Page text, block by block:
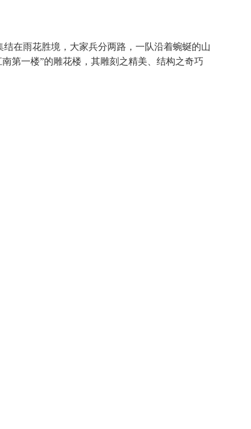
在雨花胜境，大家兵分两路，一队沿着蜿蜒的山
第一楼”的雕花楼，其雕刻之精美、结构之奇巧